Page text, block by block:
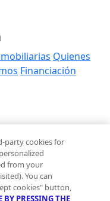
Quienes
Financiación
party cookies for
from your
You can
cookies" button,
BY PRESSING THE